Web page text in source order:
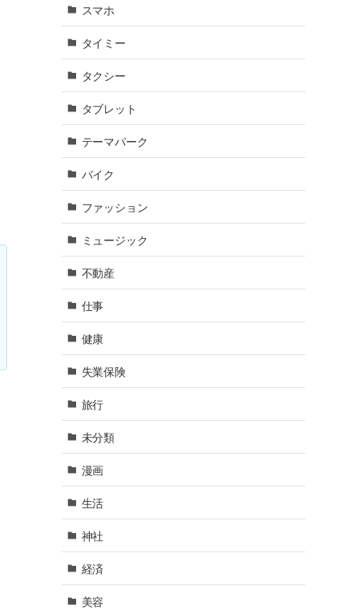
スマホ
タイミー
タクシー
タブレット
テーマパーク
バイク
ファッション
ミュージック
不動産
仕事
健康
失業保険
旅行
未分類
漫画
生活
神社
経済
美容